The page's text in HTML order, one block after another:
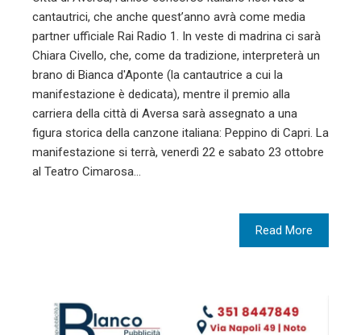
cantautrici, che anche quest’anno avrà come media
partner ufficiale Rai Radio 1. In veste di madrina ci sarà
Chiara Civello, che, come da tradizione, interpreterà un
brano di Bianca d'Aponte (la cantautrice a cui la
manifestazione è dedicata), mentre il premio alla
carriera della città di Aversa sarà assegnato a una
figura storica della canzone italiana: Peppino di Capri. La
manifestazione si terrà, venerdì 22 e sabato 23 ottobre
al Teatro Cimarosa…
Read More